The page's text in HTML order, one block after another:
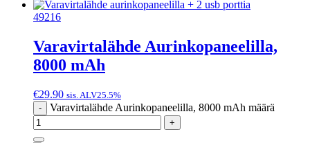
49216
Varavirtalähde Aurinkopaneelilla,
8000 mAh
€29.90 sis. ALV25.5%
-
Varavirtalähde Aurinkopaneelilla, 8000 mAh määrä
+